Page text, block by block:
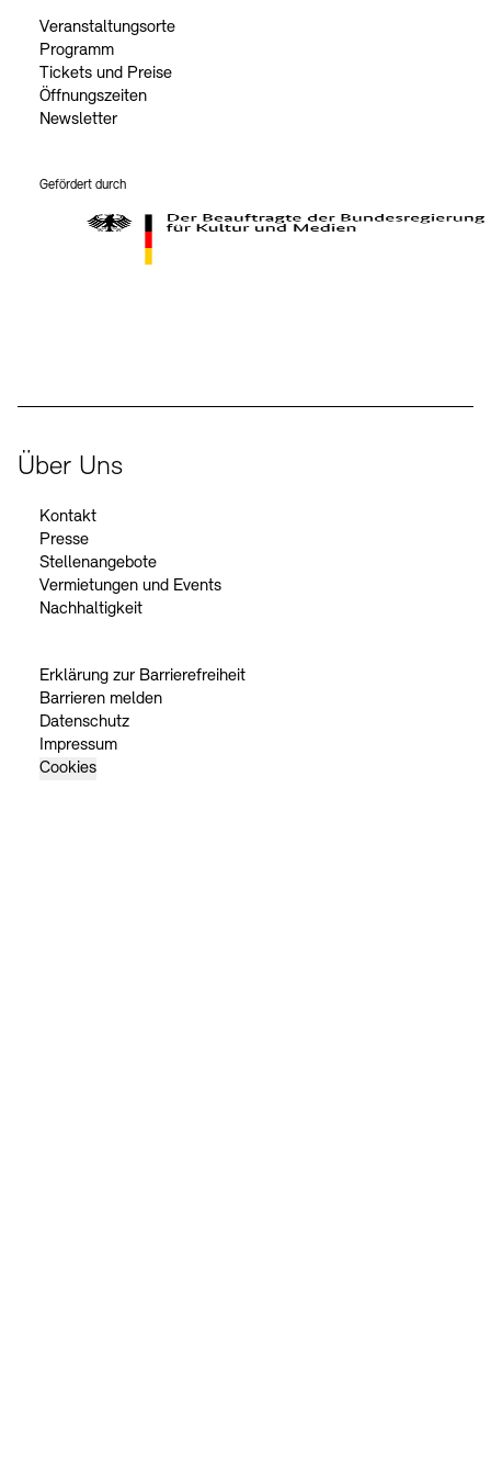
Veranstaltungsorte
Programm
Tickets und Preise
Öffnungszeiten
Newsletter
Gefördert durch
Über Uns
Kontakt
Presse
Stellenangebote
Vermietungen und Events
Nachhaltigkeit
Erklärung zur Barrierefreiheit
Barrieren melden
Datenschutz
Impressum
Cookies